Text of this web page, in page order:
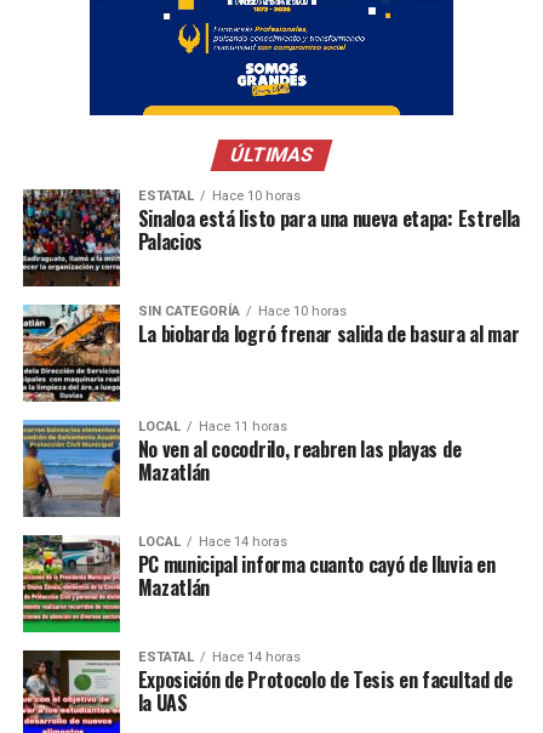
ÚLTIMAS
ESTATAL Hace 10 horas
Sinaloa está listo para una nueva etapa: Estrella
Palacios
SIN CATEGORÍA Hace 10 horas
La biobarda logró frenar salida de basura al mar
LOCAL Hace 11 horas
No ven al cocodrilo, reabren las playas de
Mazatlán
LOCAL Hace 14 horas
PC municipal informa cuanto cayó de lluvia en
Mazatlán
ESTATAL Hace 14 horas
Exposición de Protocolo de Tesis en facultad de
la UAS